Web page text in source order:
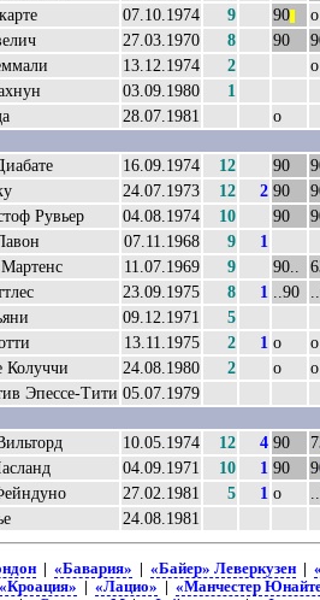
07.10.1974 9 90|| о
27.03.1970 8 90
13.12.1974 2 о
03.09.1980 1
28.07.1981 о
16.09.1974 12 90
24.07.1973 12 2 90
Рувьер
04.08.1974 10 90
07.11.1968 9 1
11.07.1969 9 90..
23.09.1975 8 1 ..90
09.12.1971 5
13.11.1975 2 1 о о
Колуччи 24.08.1980 2 о о
Эпессе-Тити 05.07.1979
10.05.1974 12 4 90
04.09.1971 10 1 90
27.02.1981 5 1 о
24.08.1981
| «Бавария» | «Байер» Леверкузен|
«Кроация» | «Лацио» | «Манчестер